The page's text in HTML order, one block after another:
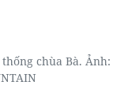
chùa Bà. Ảnh: